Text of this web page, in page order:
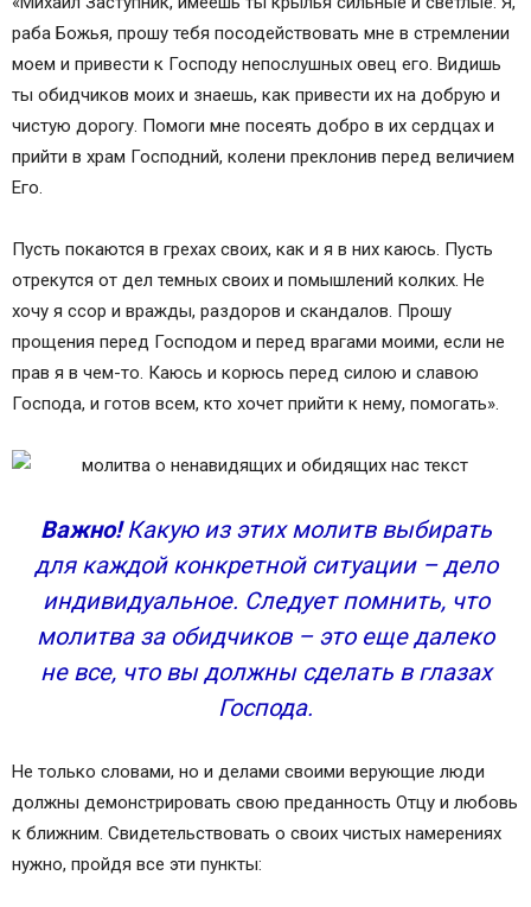
раба Божья, прошу тебя посодействовать мне в стремлении
моем и привести к Господу непослушных овец его. Видишь
ты обидчиков моих и знаешь, как привести их на добрую и
чистую дорогу. Помоги мне посеять добро в их сердцах и
прийти в храм Господний, колени преклонив перед величием
Его.
Пусть покаются в грехах своих, как и я в них каюсь. Пусть
отрекутся от дел темных своих и помышлений колких. Не
хочу я ссор и вражды, раздоров и скандалов. Прошу
прощения перед Господом и перед врагами моими, если не
прав я в чем-то. Каюсь и корюсь перед силою и славою
Господа, и готов всем, кто хочет прийти к нему, помогать».
Важно!Какую из этих молитв выбирать
для каждой конкретной ситуации – дело
индивидуальное. Следует помнить, что
молитва за обидчиков – это еще далеко
не все, что вы должны сделать в глазах
Господа.
Не только словами, но и делами своими верующие люди
должны демонстрировать свою преданность Отцу и любовь
к ближним. Свидетельствовать о своих чистых намерениях
нужно, пройдя все эти пункты: